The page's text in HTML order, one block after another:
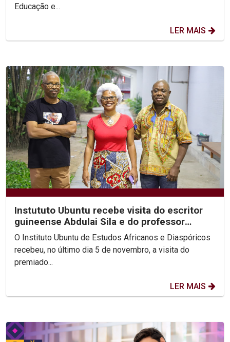
Educação e...
LER MAIS
Instututo Ubuntu recebe visita do escritor
guineense Abdulai Sila e do professor
Arnaldo Sucuma
O Instituto Ubuntu de Estudos Africanos e Diaspóricos
recebeu, no último dia 5 de novembro, a visita do
premiado...
LER MAIS